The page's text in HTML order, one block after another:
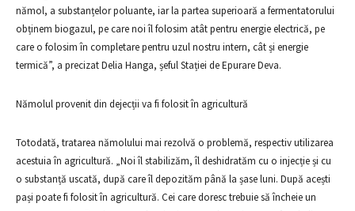
nămol, a substanțelor poluante, iar la partea superioară a fermentatorului
obținem biogazul, pe care noi îl folosim atât pentru energie electrică, pe
care o folosim în completare pentru uzul nostru intern, cât și energie
termică”, a precizat Delia Hanga, șeful Stației de Epurare Deva.
Nămolul provenit din dejecții va fi folosit în agricultură
Totodată, tratarea nămolului mai rezolvă o problemă, respectiv utilizarea
acestuia în agricultură. „Noi îl stabilizăm, îl deshidratăm cu o injecție și cu
o substanță uscată, după care îl depozităm până la șase luni. După acești
pași poate fi folosit în agricultură. Cei care doresc trebuie să încheie un